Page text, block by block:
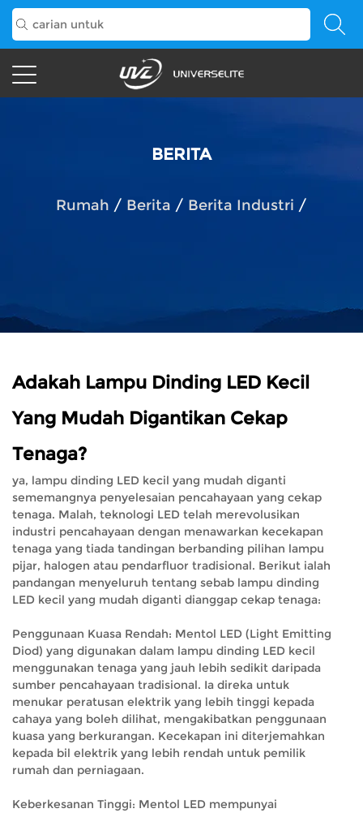
BERITA
Rumah / Berita / Berita Industri /
Adakah Lampu Dinding LED Kecil
Yang Mudah Digantikan Cekap
Tenaga?
ya, lampu dinding LED kecil yang mudah diganti
sememangnya penyelesaian pencahayaan yang cekap
tenaga. Malah, teknologi LED telah merevolusikan
industri pencahayaan dengan menawarkan kecekapan
tenaga yang tiada tandingan berbanding pilihan lampu
pijar, halogen atau pendarfluor tradisional. Berikut ialah
pandangan menyeluruh tentang sebab lampu dinding
LED kecil yang mudah diganti dianggap cekap tenaga:
Penggunaan Kuasa Rendah: Mentol LED (Light Emitting
Diod) yang digunakan dalam lampu dinding LED kecil
menggunakan tenaga yang jauh lebih sedikit daripada
sumber pencahayaan tradisional. Ia direka untuk
menukar peratusan elektrik yang lebih tinggi kepada
cahaya yang boleh dilihat, mengakibatkan penggunaan
kuasa yang berkurangan. Kecekapan ini diterjemahkan
kepada bil elektrik yang lebih rendah untuk pemilik
rumah dan perniagaan.
Keberkesanan Tinggi: Mentol LED mempunyai